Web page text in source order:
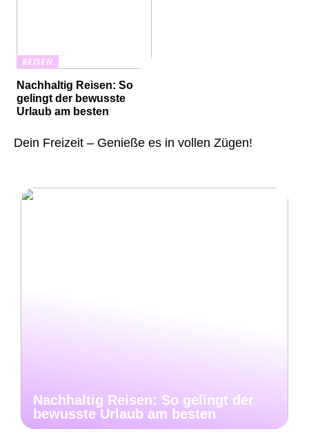
REISEN
Nachhaltig Reisen: So
gelingt der bewusste
Urlaub am besten
Dein Freizeit – Genieße es in vollen Zügen!
Nachhaltig Reisen: So gelingt der
bewusste Urlaub am besten